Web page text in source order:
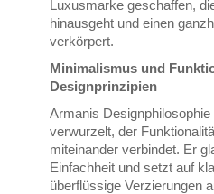
Luxusmarke geschaffen,
hinausgeht und einen
verkörpert.
Minimalismus und
Designprinzipien
Armanis
verwurzelt, der
miteinander verbindet. Er
Einfachheit und setzt auf
überflüssige Verzierungen